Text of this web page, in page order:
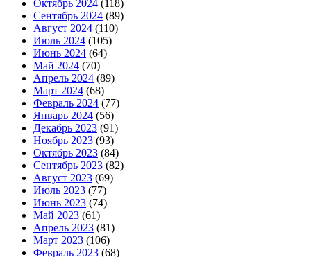
Октябрь 2024 (118)
Сентябрь 2024 (89)
Август 2024 (110)
Июль 2024 (105)
Июнь 2024 (64)
Май 2024 (70)
Апрель 2024 (89)
Март 2024 (68)
Февраль 2024 (77)
Январь 2024 (56)
Декабрь 2023 (91)
Ноябрь 2023 (93)
Октябрь 2023 (84)
Сентябрь 2023 (82)
Август 2023 (69)
Июль 2023 (77)
Июнь 2023 (74)
Май 2023 (61)
Апрель 2023 (81)
Март 2023 (106)
Февраль 2023 (68)